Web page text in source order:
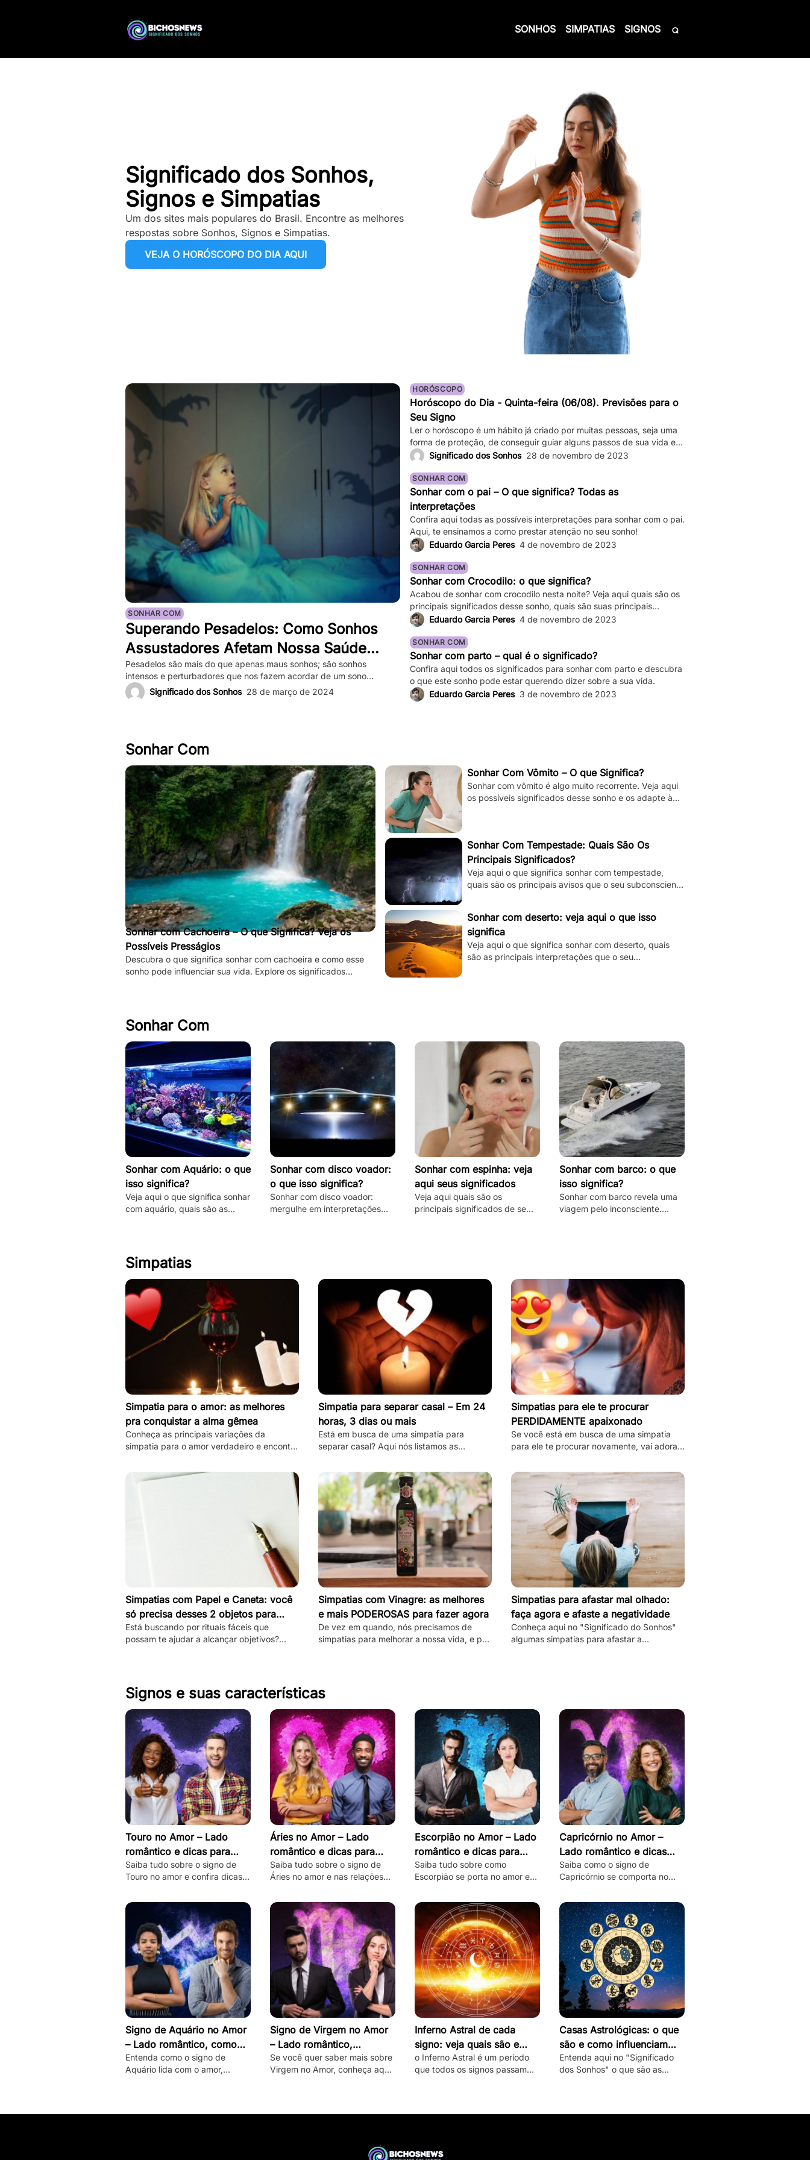
SONHOS SIMPATIAS SIGNOS
Significado dos Sonhos,
Signos e Simpatias
Um dos sites mais populares do Brasil. Encontre as melhores
respostas sobre Sonhos, Signos e Simpatias.
VEJA O HORÓSCOPO DO DIA AQUI
SONHAR COM
Superando Pesadelos: Como Sonhos
Assustadores Afetam Nossa Saúde
Mental e Maneiras de Superá-los
Pesadelos são mais do que apenas maus sonhos; são sonhos
intensos e perturbadores que nos fazem acordar de um sono
profundo. Eles podem ser tão vívidos e assustadores que fazem
nosso coração bater forte, e a sensação de medo persiste mesmo
Significado dos Sonhos 28 de março de 2024
HORÓSCOPO
Horóscopo do Dia - Quinta-feira (06/08). Previsões para o
Seu Signo
Ler o horóscopo é um hábito já criado por muitas pessoas, seja uma
forma de proteção, de conseguir guiar alguns passos de sua vida e
até mesmo de sair de determinadas “roubadas”, não é mesmo? Quer
Basta verificar informações completas sobre […]
Significado dos Sonhos 28 de novembro de 2023
SONHAR COM
Sonhar com o pai – O que significa? Todas as
interpretações
Confira aqui todas as possíveis interpretações para sonhar com o pai.
Aqui, te ensinamos a como prestar atenção no seu sonho!
Eduardo Garcia Peres 4 de novembro de 2023
SONHAR COM
Sonhar com Crocodilo: o que significa?
Acabou de sonhar com crocodilo nesta noite? Veja aqui quais são os
principais significados desse sonho, quais são suas principais
variações!Eduardo Garcia Peres 4 de novembro de 2023
SONHAR COM
Sonhar com parto – qual é o significado?
Confira aqui todos os significados para sonhar com parto e descubra
o que este sonho pode estar querendo dizer sobre a sua vida.
Eduardo Garcia Peres 3 de novembro de 2023
Sonhar Com
Sonhar com Cachoeira – O que Significa? Veja os
Possíveis Presságios
Descubra o que significa sonhar com cachoeira e como esse
sonho pode influenciar sua vida. Explore os significados
Sonhar Com Vômito – O que Significa?
Sonhar com vômito é algo muito recorrente. Veja aqui
os possíveis significados desse sonho e os adapte à
Sonhar Com Tempestade: Quais São Os
Principais Significados?
Veja aqui o que significa sonhar com tempestade,
quais são os principais avisos que o seu subconsciente
Sonhar com deserto: veja aqui o que isso
significa
Veja aqui o que significa sonhar com deserto, quais
são as principais interpretações que o seu
Sonhar Com
Sonhar com Aquário: o que
isso significa?
Veja aqui o que significa sonhar
com aquário, quais são as
Sonhar com disco voador:
o que isso significa?
Sonhar com disco voador:
mergulhe em interpretações
Sonhar com espinha: veja
aqui seus significados
Veja aqui quais são os
principais significados de se
Sonhar com barco: o que
isso significa?
Sonhar com barco revela uma
viagem pelo inconsciente.
Simpatias
Simpatia para o amor: as melhores
pra conquistar a alma gêmea
Conheça as principais variações da
simpatia para o amor verdadeiro e encontre
simples de se fazer!
Simpatia para separar casal – Em 24
horas, 3 dias ou mais
Está em busca de uma simpatia para
separar casal? Aqui nós listamos as
simpatias desse tipo!
Simpatias para ele te procurar
PERDIDAMENTE apaixonado
Se você está em busca de uma simpatia
para ele te procurar novamente, vai adorar
separamos.
Simpatias com Papel e Caneta: você
só precisa desses 2 objetos para
fazê-las
Está buscando por rituais fáceis que
possam te ajudar a alcançar objetivos?
Simpatias com Vinagre: as melhores
e mais PODEROSAS para fazer agora
De vez em quando, nós precisamos de
simpatias para melhorar a nossa vida, e por
Simpatias para afastar mal olhado:
faça agora e afaste a negatividade
Conheça aqui no "Significado do Sonhos"
algumas simpatias para afastar a
Signos e suas características
Touro no Amor – Lado
romântico e dicas para
conquistar
Saiba tudo sobre o signo de
Touro no amor e confira dicas
seu lado romântico!
Áries no Amor – Lado
romântico e dicas para
conquistar
Saiba tudo sobre o signo de
Áries no amor e nas relações
destravar seu intenso e ardente
lado romântico.
Escorpião no Amor – Lado
romântico e dicas para
conquistar
Saiba tudo sobre como
Escorpião se porta no amor e
desbloquear seu misterioso e
enigmático lado romântico.
Capricórnio no Amor –
Lado romântico e dicas
para conquistar
Saiba como o signo de
Capricórnio se comporta no
romântico e veja dicas de como
conquistar um capricorniano!
Signo de Aquário no Amor
– Lado romântico, como
conquistar e mais
Entenda como o signo de
Aquário lida com o amor,
Signo de Virgem no Amor
– Lado romântico,
personalidade e como
conquistar
Se você quer saber mais sobre
Virgem no Amor, conheça aqui
Inferno Astral de cada
signo: veja quais são e
como lidar com eles
o Inferno Astral é um período
que todos os signos passam
Casas Astrológicas: o que
são e como influenciam
nossa vida e personalidade
Entenda aqui no "Significado
dos Sonhos" o que são as